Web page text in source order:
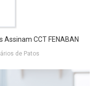
Assinam CCT FENABAN
de Patos